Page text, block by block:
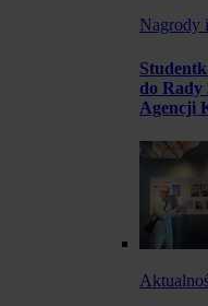
Nagrody
do Rady
Agencji